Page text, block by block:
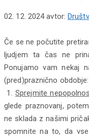
02. 12. 2024avtor:
Če se ne počutite
ljudjem ta čas ne
Ponujamo vam nekaj
(pred)praznično obdobje:
1.Sprejmite
glede praznovanj,
ne sklada z našimi
spomnite na to, da